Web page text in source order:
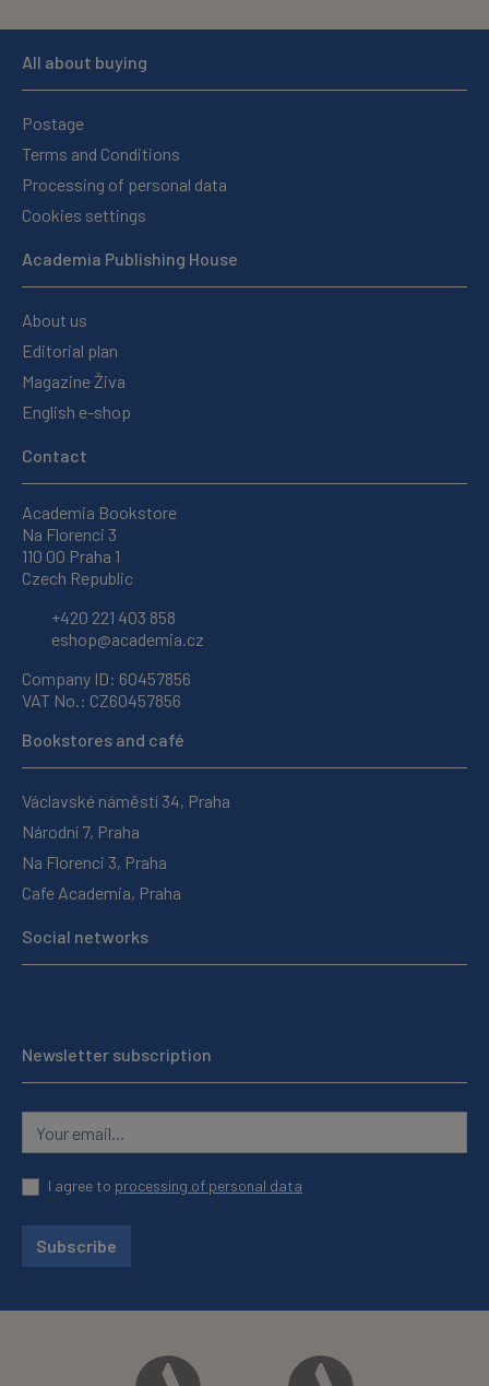
All about buying
Postage
Terms and Conditions
Processing of personal data
Cookies settings
Academia Publishing House
About us
Editorial plan
Magazine Živa
English e-shop
Contact
Academia Bookstore
Na Florenci 3
110 00 Praha 1
Czech Republic
+420 221 403 858
eshop@academia.cz
Company ID: 60457856
VAT No.: CZ60457856
Bookstores and café
Václavské náměstí 34, Praha
Národní 7, Praha
Na Florenci 3, Praha
Cafe Academia, Praha
Social networks
Newsletter subscription
I agree to processing of personal data
Subscribe